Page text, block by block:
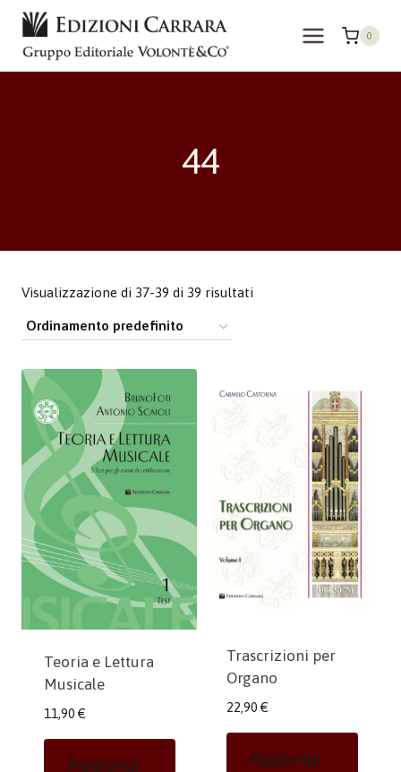
Salta
contenuto
0
44
Visualizzazione di 37-39 di 39 risultati
Teoria e Lettura
Musicale
11,90 €
Aggiungi
Trascrizioni per
Organo
22,90 €
Aggiungi